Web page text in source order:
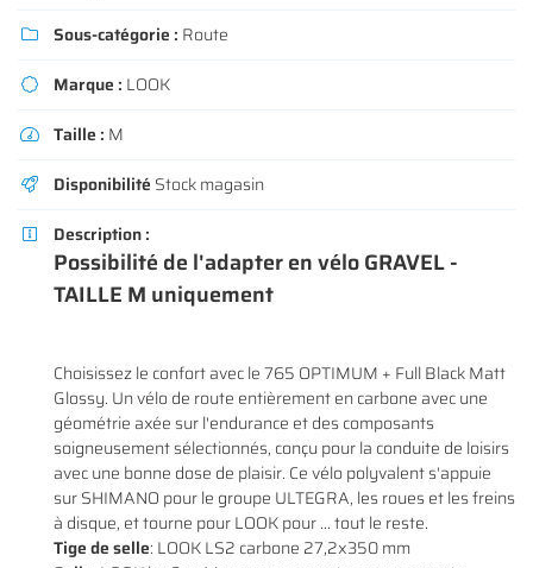
VALIDER VOTRE PANIER
 Adresse email de réception
Rafraîchir le captcha
l'adresse email indiqué ci-dessus. Vous pouvez vous désinscrire à tout moment en
utilisant
le formulaire de désinscription
INSCRIPTION
 Sous-catégorie : Route
 Marque : LOOK
 Taille : M
 Disponibilité Stock magasin
 Description :
Possibilité de l'adapter en vélo GRAVEL -
TAILLE M uniquement
Choisissez le confort avec le 765 OPTIMUM + Full Black Matt
Glossy. Un vélo de route entièrement en carbone avec une
géométrie axée sur l'endurance et des composants
soigneusement sélectionnés, conçu pour la conduite de loisirs
avec une bonne dose de plaisir. Ce vélo polyvalent s'appuie
sur SHIMANO pour le groupe ULTEGRA, les roues et les freins
à disque, et tourne pour LOOK pour ... tout le reste.
Tige de selle: LOOK LS2 carbone 27,2x350 mm